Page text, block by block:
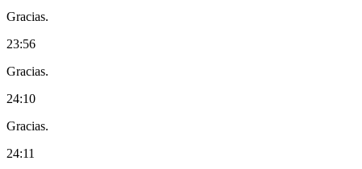
Gracias.
23:56
Gracias.
24:10
Gracias.
24:11